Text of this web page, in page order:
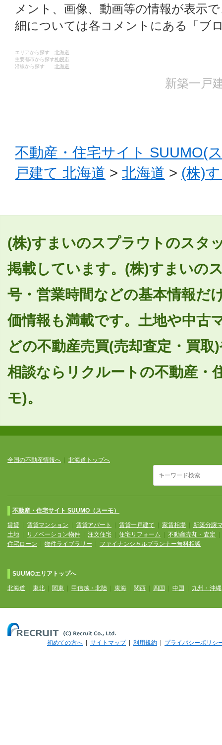
メント、画像、動画等の情報が表示
細については各コメントにある「ブ
エリアから探す
北海道
主要都市から探す札幌市
沿線から探す
北海道
新築一戸
不動産・住宅サイト SUUMO(
戸建て 北海道 > 北海道 > (株)
(株)すまいのスプラウトのスタ
掲載しています。(株)すまいの
号・営業時間などの基本情報だ
価情報も満載です。土地や中古
どの不動産売買(売却査定・買
相談ならリクルートの不動産・
モ)。
全国の不動産情報へ 北海道トップへ
不動産・住宅サイト SUUMO（スーモ）
賃貸 賃貸マンション 賃貸アパート 賃貸一戸建て 家賃相場
新築分譲
土地
リノベーション物件 注文住宅 住宅リフォーム 不動産売却・査定
住宅ローン
物件ライブラリー ファイナンシャルプランナー無料相談
SUUMOエリアトップへ
北海道 東北 関東 甲信越・北陸 東海 関西 四国 中国 九州・沖縄
初めての方へ サイトマップ| 利用規約 プライバシーポリシ